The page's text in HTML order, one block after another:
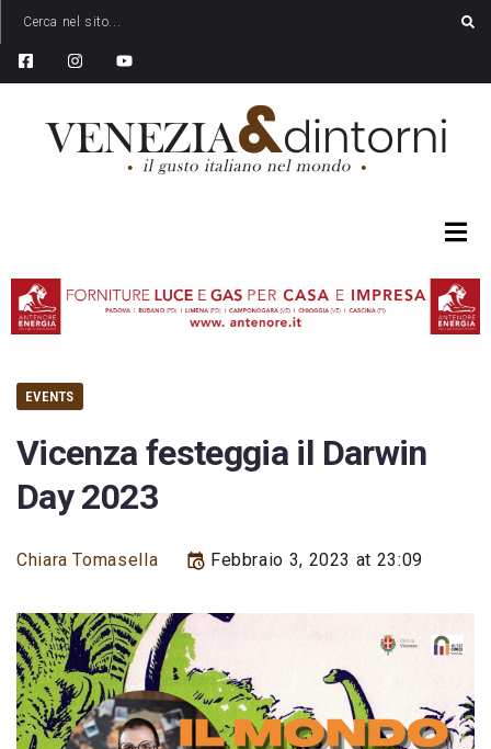
EVENTS
Vicenza festeggia il Darwin
Day 2023
Chiara Tomasella Febbraio 3, 2023 at 23:09